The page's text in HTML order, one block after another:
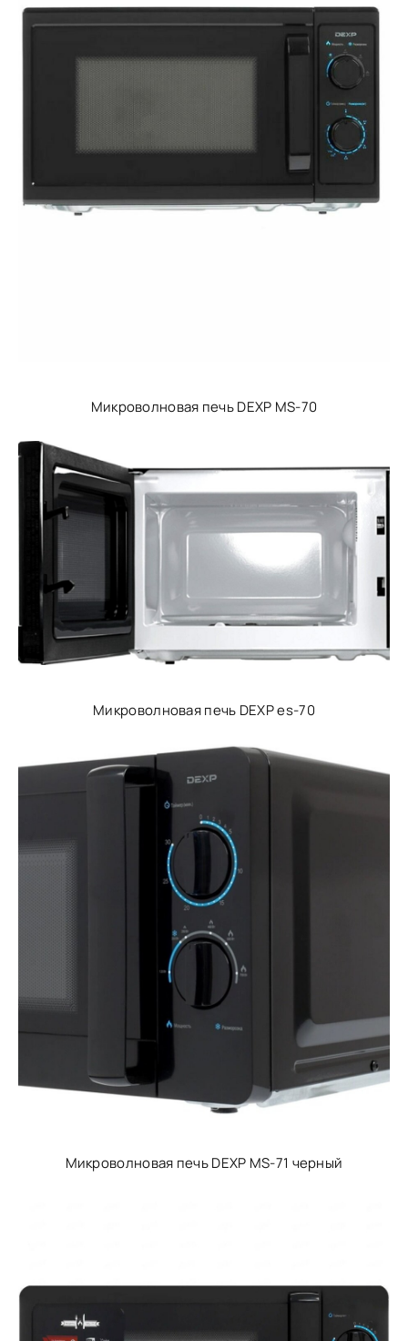
Микроволновая печь DEXP MS-70
Микроволновая печь DEXP es-70
Микроволновая печь DEXP MS-71 черный